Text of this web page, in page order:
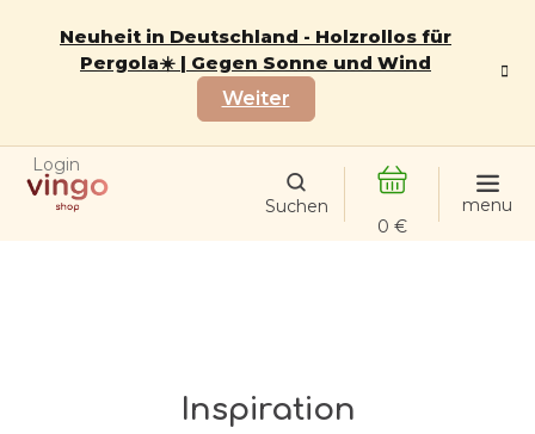
Neuheit in Deutschland - Holzrollos für
Pergola☀️ | Gegen Sonne und Wind
Weiter
Login
WARENKORB
Inspiration